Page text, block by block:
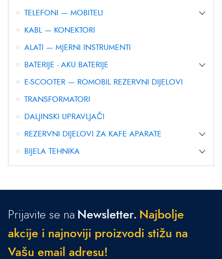
TELEFONI — MOBITELI
KABL — KONEKTORI
ALATI — MJERNI INSTRUMENTI
BATERIJE - AKU BATERIJE
E-SCOOTER — ROMOBIL REZERVNI DIJELOVI
TRANSFORMATORI
DALJINSKI UPRAVLJAČI
REZERVNI DIJELOVI ZA KAFE APARATE
BIJELA TEHNIKA
Prijavite se na Newsletter. Naj bo je
a kcije i najnoviji proizvod i stižu na
Vašu emai ad resu!